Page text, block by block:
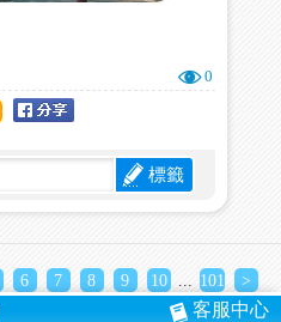
0
標籤
6 7 8 9 10 101 >
客服中心